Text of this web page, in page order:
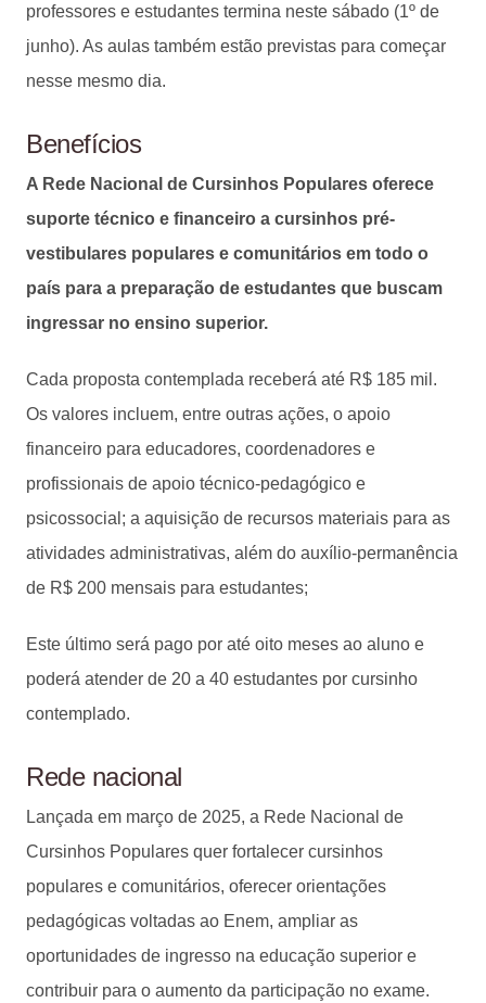
professores e estudantes termina neste sábado (1º de
junho). As aulas também estão previstas para começar
nesse mesmo dia.
Benefícios
A Rede Nacional de Cursinhos Populares oferece
suporte técnico e financeiro a cursinhos pré-
vestibulares populares e comunitários em todo o
país para a preparação de estudantes que buscam
ingressar no ensino superior.
Cada proposta contemplada receberá até R$ 185 mil.
Os valores incluem, entre outras ações, o apoio
financeiro para educadores, coordenadores e
profissionais de apoio técnico-pedagógico e
psicossocial; a aquisição de recursos materiais para as
atividades administrativas, além do auxílio-permanência
de R$ 200 mensais para estudantes;
Este último será pago por até oito meses ao aluno e
poderá atender de 20 a 40 estudantes por cursinho
contemplado.
Rede nacional
Lançada em março de 2025, a Rede Nacional de
Cursinhos Populares quer fortalecer cursinhos
populares e comunitários, oferecer orientações
pedagógicas voltadas ao Enem, ampliar as
oportunidades de ingresso na educação superior e
contribuir para o aumento da participação no exame.